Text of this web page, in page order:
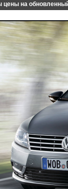
на